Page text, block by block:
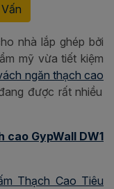
nhà lắp ghép bởi
mỹ vừa tiết kiệm
ngăn thạch cao
được rất nhiều
cao GypWall DW1
Thạch Cao Tiêu